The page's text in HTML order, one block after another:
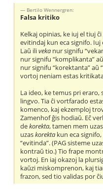
Bertilo Wennergren:
Falsa kritiko
Kelkaj opinias, ke iuj el tiuj
evitindaj kun eca signifo. Iuj
Laŭ iliveka nur signifu
nur signifu “komplikanta”
nur signifu “korektanta” aŭ
vortoj neniam estas
La ideo, ke temus pri eraro,
lingvo. Tia ĉi vortfarado
komenco, kaj ekzemploj
Zamenhof ĝis hodiaŭ. Eĉ
dekorekta, tamen mem
uzaskorekta kun eca
“evitinda”. (PAG sisteme
kontraŭ tio.) Tio frape
vortoj. En iaj okazoj la
kaŭzi miskomprenon, kaj
frazon, sed tio validas por